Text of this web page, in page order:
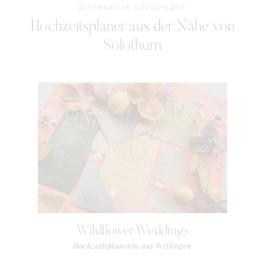
ALTERNATIVE VORSCHLÄGE
Hochzeitsplaner aus der Nähe von
Solothurn
Wildflower Weddings
Hochzeitsplanerin aus Wettingen